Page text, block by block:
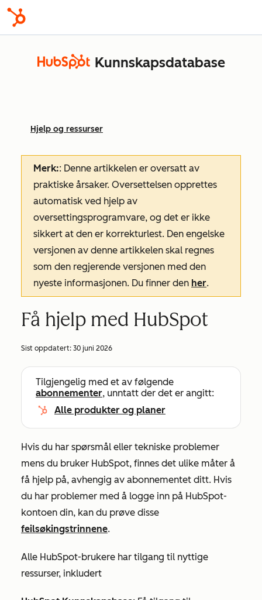
Kunnskapsdatabase
Hjelp og ressurser
Merk:: Denne artikkelen er oversatt av
praktiske årsaker. Oversettelsen opprettes
automatisk ved hjelp av
oversettingsprogramvare, og det er ikke
sikkert at den er korrekturlest. Den engelske
versjonen av denne artikkelen skal regnes
som den regjerende versjonen med den
nyeste informasjonen. Du finner den her.
Få hjelp med HubSpot
Sist oppdatert: 30 juni 2026
Tilgjengelig med et av følgende
abonnementer, unntatt der det er angitt:
Alle produkter og planer
Hvis du har spørsmål eller tekniske problemer
mens du bruker HubSpot, finnes det ulike måter å
få hjelp på, avhengig av abonnementet ditt. Hvis
du har problemer med å logge inn på HubSpot-
kontoen din, kan du prøve disse
feilsøkingstrinnene.
Alle HubSpot-brukere har tilgang til nyttige
ressurser, inkludert